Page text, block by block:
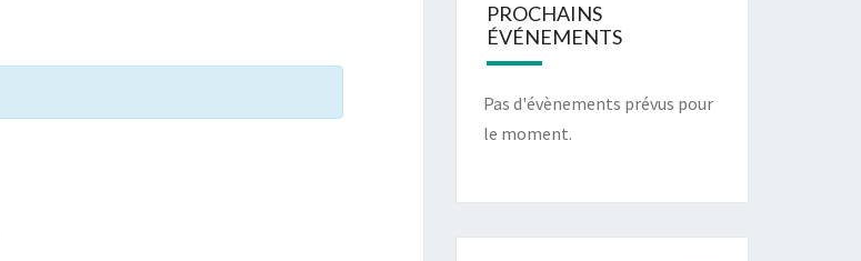
PROCHAINS
ÉVÉNEMENTS
Pas d'évènements prévus pour
le moment.